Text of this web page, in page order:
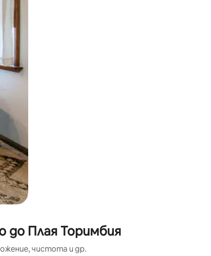
или плъзгане.
до Плая Торимбия
чистота и др.